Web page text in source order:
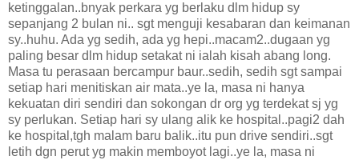
ketinggalan..bnyak perkara yg berlaku dlm hidup sy
sepanjang 2 bulan ni.. sgt menguji kesabaran dan keimanan
sy..huhu. Ada yg sedih, ada yg hepi..macam2..dugaan yg
paling besar dlm hidup setakat ni ialah kisah abang long.
Masa tu perasaan bercampur baur..sedih, sedih sgt sampai
setiap hari menitiskan air mata..ye la, masa ni hanya
kekuatan diri sendiri dan sokongan dr org yg terdekat sj yg
sy perlukan. Setiap hari sy ulang alik ke hospital..pagi2 dah
ke hospital,tgh malam baru balik..itu pun drive sendiri..sgt
letih dgn perut yg makin memboyot lagi..ye la, masa ni